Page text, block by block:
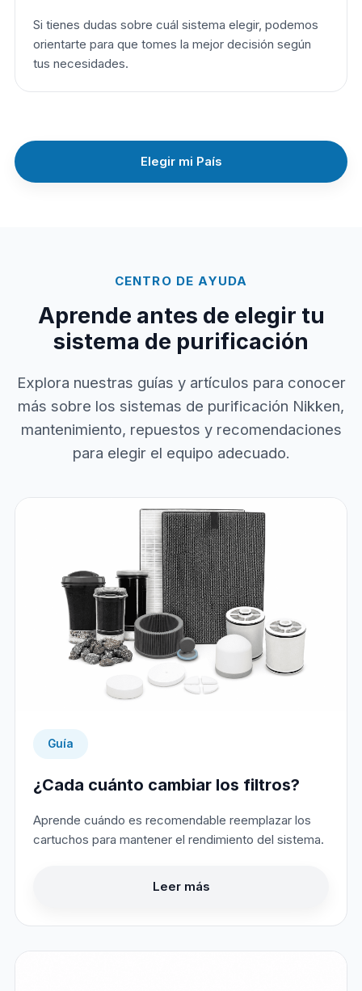
Si tienes dudas sobre cuál sistema elegir, podemos
orientarte para que tomes la mejor decisión según
tus necesidades.
Elegir mi País
CENTRO DE AYUDA
Aprende antes de elegir tu
sistema de purificación
Explora nuestras guías y artículos para conocer
más sobre los sistemas de purificación Nikken,
mantenimiento, repuestos y recomendaciones
para elegir el equipo adecuado.
Guía
¿Cada cuánto cambiar los filtros?
Aprende cuándo es recomendable reemplazar los
cartuchos para mantener el rendimiento del sistema.
Leer más